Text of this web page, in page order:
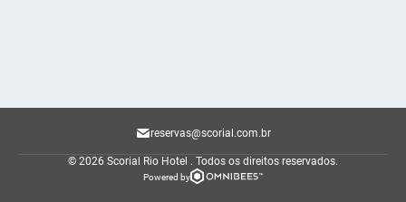
reservas@scorial.com.br
© 2026 Scorial Rio Hotel . Todos os direitos reservados.
Powered by